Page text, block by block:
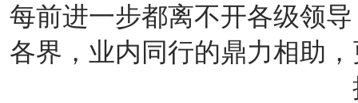
每前进一步都离不开各级领
各界，业内同行的鼎力相助